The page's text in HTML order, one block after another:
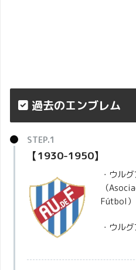
過去のエンブレム
【1930-1950】
・ウル
（
Fútbol）
・ウル